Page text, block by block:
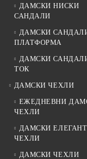
ДАМСКИ НИСКИ
САНДАЛИ
ДАМСКИ
ПЛАТФОРМА
ДАМСКИ
ТОК
ДАМСКИ ЧЕХЛИ
ЕЖЕДНЕВНИ
ЧЕХЛИ
ДАМСКИ
ЧЕХЛИ
ДАМСКИ ЧЕХЛИ